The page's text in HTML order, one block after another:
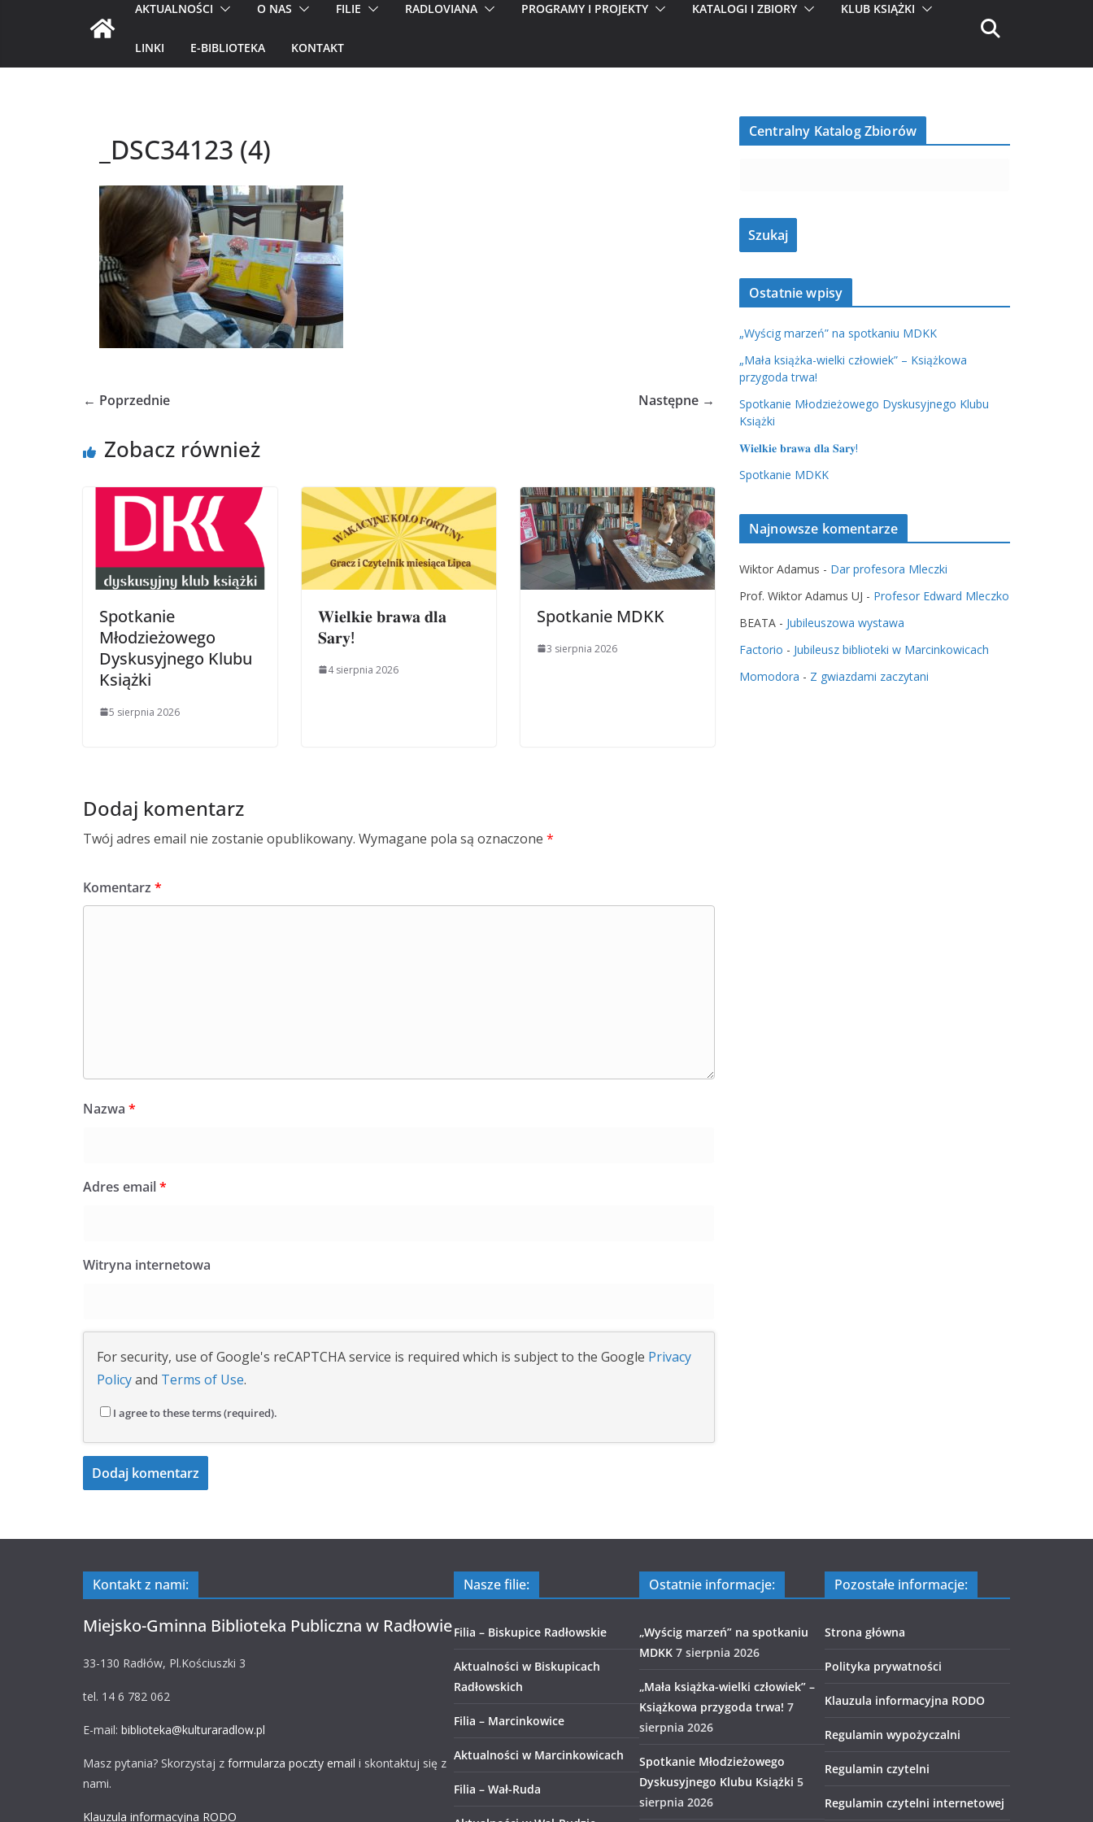
AKTUALNOŚCI O NAS FILIE RADLOVIANA PROGRAMY I PROJEKTY KATALOGI I ZBIORY KLUB KSIĄŻKI
LINKI E-BIBLIOTEKA KONTAKT
_DSC34123 (4)
← Poprzednie Następne →
Zobacz również
Spotkanie
Młodzieżowego
Dyskusyjnego Klubu
Książki
5 sierpnia 2026
𝐖𝐢𝐞𝐥𝐤𝐢𝐞 𝐛𝐫𝐚𝐰𝐚 𝐝𝐥𝐚
𝐒𝐚𝐫𝐲!
4 sierpnia 2026
Spotkanie MDKK
3 sierpnia 2026
Dodaj komentarz
Twój adres email nie zostanie opublikowany. Wymagane pola są oznaczone *
Komentarz *
Nazwa *
Adres email*
Witryna internetowa
For security, use of Google's reCAPTCHA service is required which is subject to the Google Privacy
Policyand Terms of Use.
I agree to these terms (required).
Centralny Katalog Zbiorów
Ostatnie wpisy
„Wyścig marzeń” na spotkaniu MDKK
„Mała książka-wielki człowiek” – Książkowa
przygoda trwa!
Spotkanie Młodzieżowego Dyskusyjnego Klubu
Książki
𝐖𝐢𝐞𝐥𝐤𝐢𝐞 𝐛𝐫𝐚𝐰𝐚 𝐝𝐥𝐚 𝐒𝐚𝐫𝐲!
Spotkanie MDKK
Najnowsze komentarze
Wiktor Adamus - Dar profesora Mleczki
Prof. Wiktor Adamus UJ - Profesor Edward Mleczko
BEATA - Jubileuszowa wystawa
Factorio - Jubileusz biblioteki w Marcinkowicach
Momodora - Z gwiazdami zaczytani
Kontakt z nami:
Miejsko-Gminna Biblioteka Publiczna w Radłowie
33-130 Radłów, Pl.Kościuszki 3
tel. 14 6 782 062
E-mail: biblioteka@kulturaradlow.pl
Masz pytania? Skorzystaj z formularza poczty email i skontaktuj się z
nami.
Klauzula informacyjna RODO
Nasze filie:
Filia – Biskupice Radłowskie
Aktualności w Biskupicach
Radłowskich
Filia – Marcinkowice
Aktualności w Marcinkowicach
Filia – Wał-Ruda
Ostatnie informacje:
„Wyścig marzeń” na spotkaniu
MDKK 7 sierpnia 2026
„Mała książka-wielki człowiek” –
Książkowa przygoda trwa! 7
sierpnia 2026
Spotkanie Młodzieżowego
Dyskusyjnego Klubu Książki 5
sierpnia 2026
Pozostałe informacje:
Strona główna
Polityka prywatności
Klauzula informacyjna RODO
Regulamin wypożyczalni
Regulamin czytelni
Regulamin czytelni internetowej